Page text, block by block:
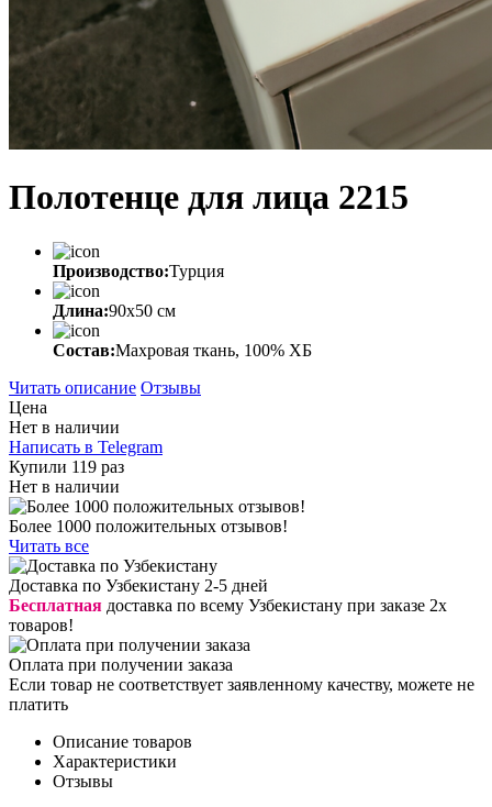
Полотенце для лица 2215
Производство:Турция
Длина:90x50 см
Состав:Махровая ткань, 100% ХБ
Читать описание Отзывы
Цена
Нет в наличии
Написать в Telegram
Купили 119 раз
Нет в наличии
Более 1000 положительных отзывов!
Читать все
Доставка по Узбекистану 2-5 дней
Бесплатная доставка по всему Узбекистану при заказе 2х
товаров!
Оплата при получении заказа
Если товар не соответствует заявленному качеству, можете не
платить
Описание товаров
Характеристики
Отзывы